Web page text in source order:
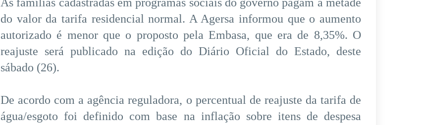
do valor da tarifa residencial normal. A Agersa informou que o aumento
autorizado é menor que o proposto pela Embasa, que era de 8,35%. O
reajuste será publicado na edição do Diário Oficial do Estado, deste
sábado (26).
De acordo com a agência reguladora, o percentual de reajuste da tarifa de
água/esgoto foi definido com base na inflação sobre itens de despesa